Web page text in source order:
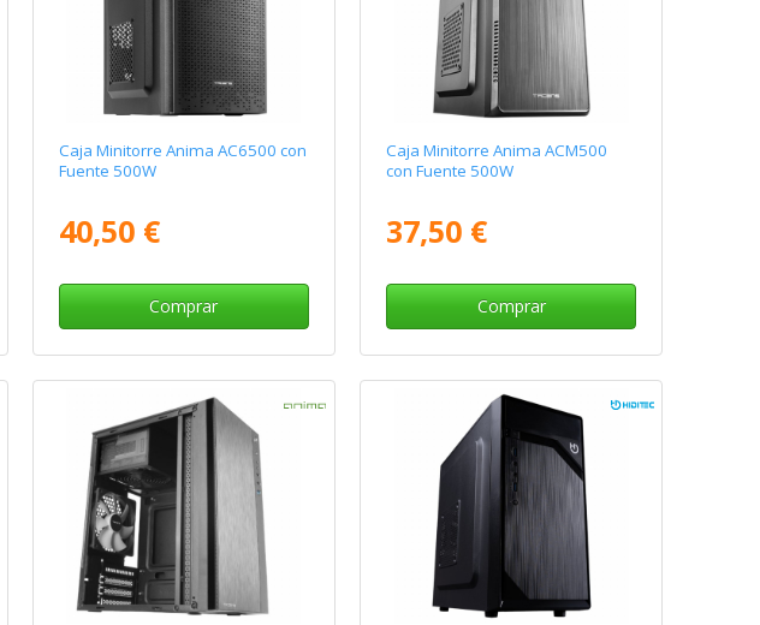
Caja Minitorre Anima AC6500 con
Fuente 500W
40,50 €
Comprar
Caja Minitorre Anima ACM500
con Fuente 500W
37,50 €
Comprar